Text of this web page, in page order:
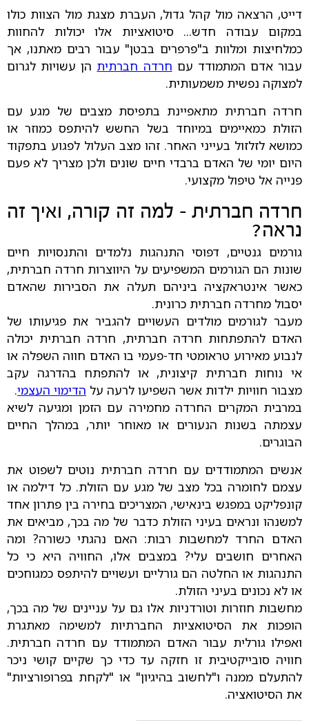
דייט, הרצאה מול קהל גדול, העברת מצגת מול הצוות כולו
במקום עבודה חדש... סיטואציות אלו יכולות להחוות
כמלחיצות ומלוות ב"פרפרים בבטן" עבור רבים מאתנו, אך
עבור אדם המתמודד עם חרדה חברתית הן עשויות לגרום
למצוקה נפשית משמעותית.
חרדה חברתית מתאפיינת בתפיסת מצבים של מגע עם
הזולת כמאיימים במיוחד בשל החשש להיתפס כמוזר או
כמושא לזלזול בעייני האחר. זהו מצב העלול לפגוע בתפקוד
היום יומי של האדם ברבדי חיים שונים ולכן מצריך לא פעם
פנייה אל טיפול מקצועי.
חרדה חברתית - למה זה קורה, ואיך זה
נראה?
גורמים גנטיים, דפוסי התנהגות נלמדים והתנסויות חיים
שונות הם הגורמים המשפיעים על היווצרות חרדה חברתית,
כאשר אינטראקציה ביניהם תעלה את הסבירות שהאדם
יסבול מחרדה חברתית כרונית.
מעבר לגורמים מולדים העשויים להגביר את פגיעותו של
האדם להתפתחות חרדה חברתית, חרדה חברתית יכולה
לנבוע מאירוע טראומטי חד-פעמי בו האדם חווה השפלה או
אי נוחות חברתית קיצונית, או להתפתח בהדרגה עקב
מצבור חוויות ילדות אשר השפיעו לרעה על הדימוי העצמי.
במרבית המקרים החרדה מחמירה עם הזמן ומגיעה לשיא
עצמתה בשנות הנעורים או מאוחר יותר, במהלך החיים
הבוגרים.
אנשים המתמודדים עם חרדה חברתית נוטים לשפוט את
עצמם לחומרה בכל מצב של מגע עם הזולת. כל דילמה או
קונפליקט במפגש בינאישי, המצריכים בחירה בין פתרון אחד
למשנהו ונראים בעיני הזולת כדבר של מה בכך, מביאים את
האדם החרד למחשבות רבות: האם נהגתי כשורה? ומה
האחרים חושבים עלי? במצבים אלו, החוויה היא כי כל
התנהגות או החלטה הם גורליים ועשויים להיתפס כמגוחכים
או לא נכונים בעיני הזולת.
מחשבות חוזרות וטורדניות אלו גם על עניינים של מה בכך,
הופכות את הסיטואציות החברתיות למשימה מאתגרת
ואפילו גורלית עבור האדם המתמודד עם חרדה חברתית.
חוויה סובייקטיבית זו חזקה עד כדי כך שקיים קושי ניכר
להתעלם ממנה ו"לחשוב בהיגיון" או "לקחת בפרופורציות"
את הסיטואציה.